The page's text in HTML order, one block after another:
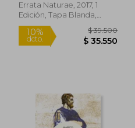
Errata Naturae, 2017, 1
Edición, Tapa Blanda,
Nuevo
Rápido